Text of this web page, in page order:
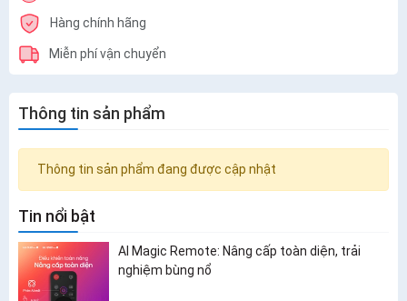
Hàng chính hãng
Miễn phí vận chuyển
Thông tin sản phẩm
Thông tin sản phẩm đang được cập nhật
Tin nổi bật
AI Magic Remote: Nâng cấp toàn diện, trải
nghiệm bùng nổ